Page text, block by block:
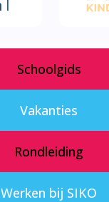
Schoolgids
Vakanties
Rondleiding
Werken bij SIKO